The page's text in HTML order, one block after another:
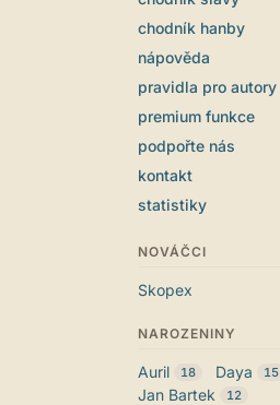
chodník hanby
nápověda
pravidla pro autory
premium funkce
podpořte nás
kontakt
statistiky
NOVÁČCI
Skopex
NAROZENINY
Auril 18 Daya 15
Jan Bartek 12